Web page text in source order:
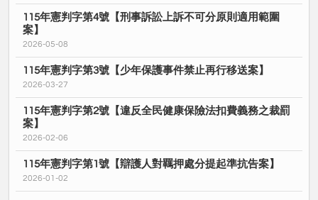
115年憲判字第4號【刑事訴訟上訴不可分原則適用範圍
案】
2026-05-08
115年憲判字第3號【少年保護事件禁止再行移送案】
2026-03-27
115年憲判字第2號【違反全民健康保險法扣費義務之裁罰
案】
2026-02-06
115年憲判字第1號【辯護人對羈押處分提起準抗告案】
2026-01-02